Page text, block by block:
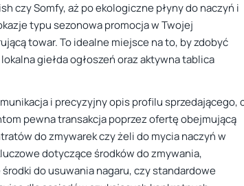
czy Somfy, aż po ekologiczne płyny do naczyń i
typu sezonowa promocja w Twojej
towar. To idealne miejsce na to, by zdobyć
giełda ogłoszeń oraz aktywna tablica
i precyzyjny opis profilu sprzedającego,
pewna transakcja poprzez ofertę obejmującą
do zmywarek czy żeli do mycia naczyń w
dotyczące środków do zmywania,
do usuwania nagaru, czy standardowe